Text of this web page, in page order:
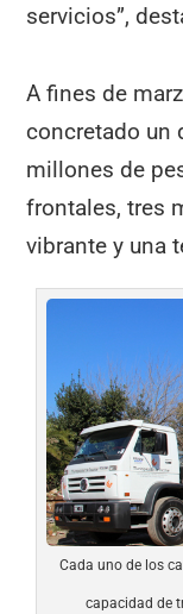
servicios”,
A fines de
concretado un
millones de
frontales, tres
vibrante y una
Cada uno de los
capacidad de